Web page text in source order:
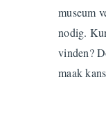
museum
nodig.
vinden?
maak